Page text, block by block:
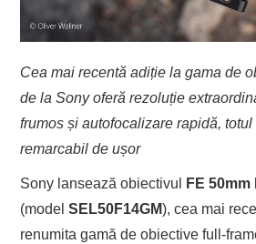
Cea mai recentă adiție la gama de
de la Sony oferă rezoluție
frumos și autofocalizare rapidă,
remarcabil de ușor
Sony lansează obiectivul FE 50mm
(modelSEL50F14GM), cea mai
renumita gamă de obiective full-